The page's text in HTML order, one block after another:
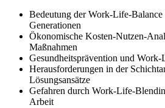
Bedeutung der Work-Life-Balance
Generationen
Ökonomische Kosten-Nutzen-
Maßnahmen
Gesundheitsprävention und
Herausforderungen in der
Lösungsansätze
Gefahren durch Work-Life-
Arbeit